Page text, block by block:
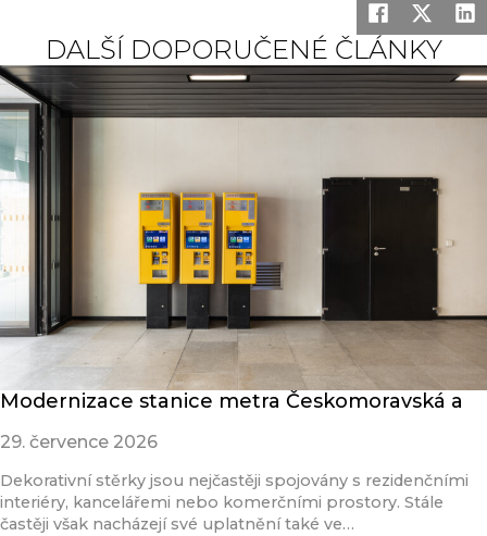
DALŠÍ DOPORUČENÉ ČLÁNKY
Modernizace stanice metra Českomoravská a
29. července 2026
Dekorativní stěrky jsou nejčastěji spojovány s rezidenčními
interiéry, kancelářemi nebo komerčními prostory. Stále
častěji však nacházejí své uplatnění také ve…